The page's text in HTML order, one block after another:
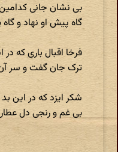
بی نشان جانی
گاه پیش او نهاد و
فرخا اقبال باری که
ترک جان گفت و سر
شکر ایزد که در این
بی غم و رنجی دل